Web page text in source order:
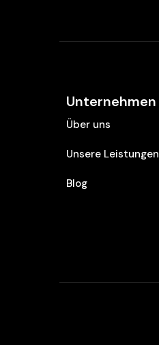
Unternehmen
Über uns
Unsere Leistungen
Blog